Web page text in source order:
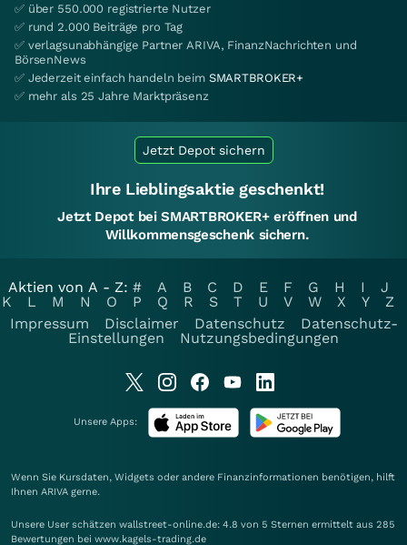
✅ über 550.000 registrierte Nutzer
✅ rund 2.000 Beiträge pro Tag
✅ verlagsunabhängige Partner ARIVA, FinanzNachrichten und
BörsenNews
✅ Jederzeit einfach handeln beim SMARTBROKER+
✅ mehr als 25 Jahre Marktpräsenz
Jetzt Depot sichern
Ihre Lieblingsaktie geschenkt!
Jetzt Depot bei SMARTBROKER+ eröffnen und
Willkommensgeschenk sichern.
Aktien von A - Z: # A B C D E F G H I
J
K
L M N O P Q R S T U V W X Y
Z
Impressum
Disclaimer Datenschutz
Datenschutz-
Einstellungen
Nutzungsbedingungen
Unsere Apps:
Wenn Sie Kursdaten, Widgets oder andere Finanzinformationen benötigen, hilft
Ihnen ARIVA gerne.
Unsere User schätzen wallstreet-online.de: 4.8 von 5 Sternen ermittelt aus 285
Bewertungen bei www.kagels-trading.de